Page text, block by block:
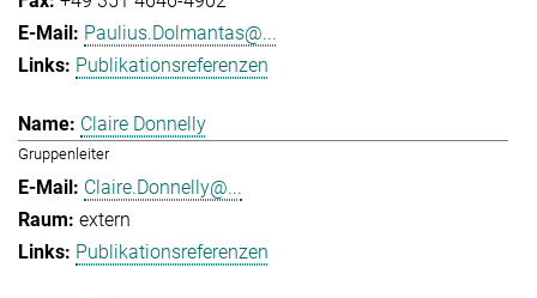
Paulius.Dolmantas@...
Publikationsreferenzen
Claire Donnelly
Gruppenleiter
Claire.Donnelly@...
extern
Publikationsreferenzen